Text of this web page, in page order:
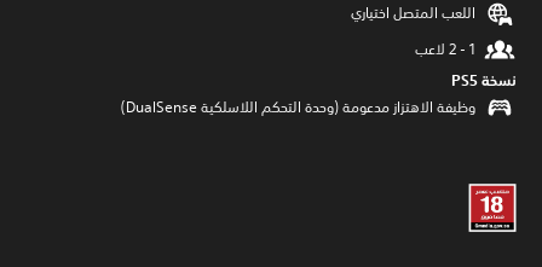
اللعب المتصل اختياري
نسخة PS5‏
وظيفة الاهتزاز مدعومة (وحدة التحكم اللاسلكية DualSense‏)